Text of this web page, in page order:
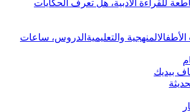
للقراءة الأدبية، هل تعرف الحكايات
المنهجية والتعليمية الدروس، ساعات
بيديك